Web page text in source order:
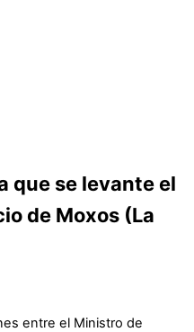
que se levante el
de Moxos (La
entre el Ministro de